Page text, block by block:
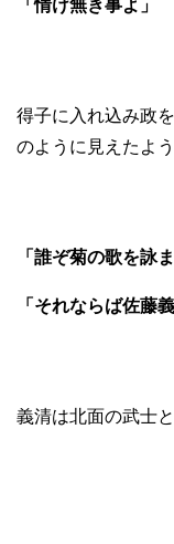
「情け無き事よ」
得子に入れ込み政
のように見えたよう
「誰ぞ菊の歌を詠
「それならば佐藤
義清は北面の武士